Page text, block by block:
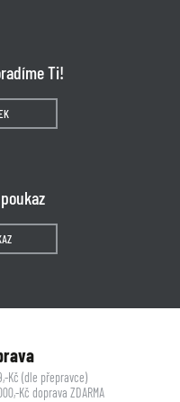
Ti!
Kč (dle přepravce)
Kč doprava ZDARMA